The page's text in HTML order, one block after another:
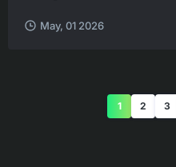
May, 01 2026
1 2 3